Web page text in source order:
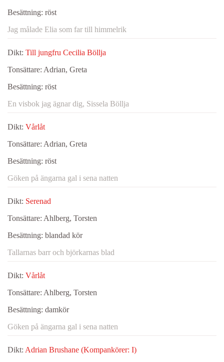
Besättning: röst
Jag målade Elia som far till himmelrik
Dikt: Till jungfru Cecilia Böllja
Tonsättare: Adrian, Greta
Besättning: röst
En visbok jag ägnar dig, Sissela Böllja
Dikt: Vårlåt
Tonsättare: Adrian, Greta
Besättning: röst
Göken på ängarna gal i sena natten
Dikt: Serenad
Tonsättare: Ahlberg, Torsten
Besättning: blandad kör
Tallarnas barr och björkarnas blad
Dikt: Vårlåt
Tonsättare: Ahlberg, Torsten
Besättning: damkör
Göken på ängarna gal i sena natten
Dikt: Adrian Brushane (Kompankörer: I)